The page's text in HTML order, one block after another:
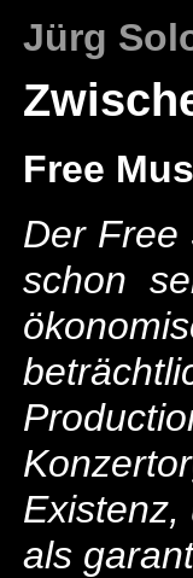
Jürg
Free
Der Free
schon
als